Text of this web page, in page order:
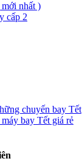
nhất )
cấp 2
chuyến bay Tết
bay Tết giá rẻ